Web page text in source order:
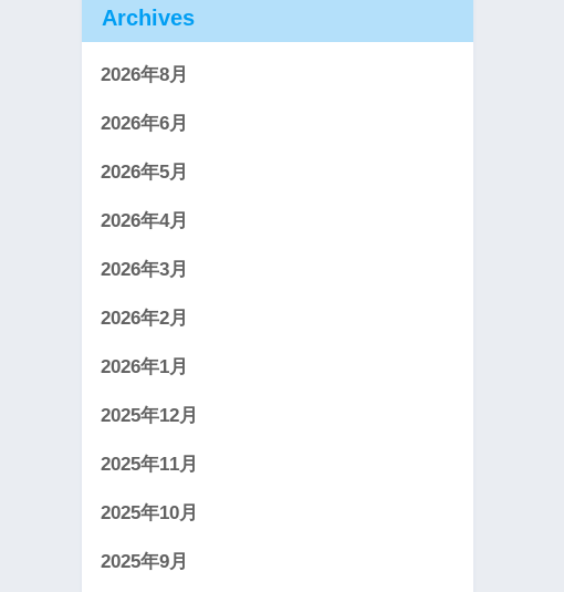
Archives
2026年8月
2026年6月
2026年5月
2026年4月
2026年3月
2026年2月
2026年1月
2025年12月
2025年11月
2025年10月
2025年9月